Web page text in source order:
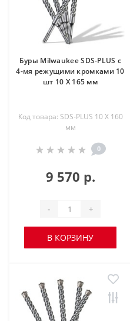
Буры Milwaukee SDS-PLUS с
4-мя режущими кромками 10
шт 10 X 165 мм
Код товара: SDS-PLUS 10 X 160
мм
0
9 570 р.
- +
В КОРЗИНУ